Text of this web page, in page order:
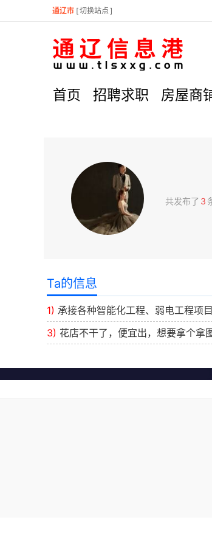
通辽市 [切换站点 ]
首页 招聘求职 房屋商
共发布了 3
Ta的信息
1) 承接各种智能化工程、弱电工程项
3) 花店不干了，便宜出，想要拿个拿